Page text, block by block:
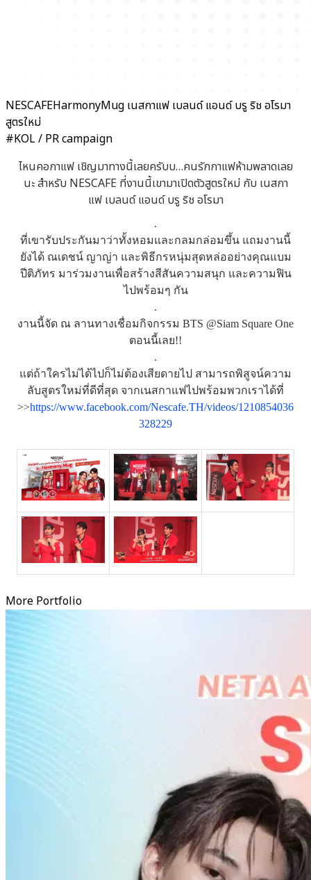
NESCAFEHarmonyMug เนสกาแฟ เบลนด์ แอนด์ บรู ริช อโรมา
สูตรใหม่
#KOL / PR campaign
ไหนคอกาแฟ เชิญมาทางนี้เลยครับบ…คนรักกาแฟห้ามพลาดเลย
นะ สำหรับ NESCAFE ที่งานนี้เขามาเปิดตัวสูตรใหม่ กับ เนสกา
แฟ เบลนด์ แอนด์ บรู ริช อโรมา
.
ที่เขารับประกันมาว่าทั้งหอมและกลมกล่อมขึ้น แถมงานนี้
ยังได้ ณเดชน์ ญาญ่า และพิธีกรหนุ่มสุดหล่ออย่างคุณแบม
ปีติภัทร มาร่วมงานเพื่อสร้างสีสันความสนุก และความฟิน
ไปพร้อมๆ กัน
.
งานนี้จัด ณ ลานทางเชื่อมกิจกรรม BTS @Siam Square One
ตอนนี้เลย!!
.
แต่ถ้าใครไม่ได้ไปก็ไม่ต้องเสียดายไป สามารถพิสูจน์ความ
ลับสูตรใหม่ที่ดีที่สุด จากเนสกาแฟไปพร้อมพวกเราได้ที่
>>https://www.facebook.com/Nescafe.TH/videos/1210854036
328229
More Portfolio